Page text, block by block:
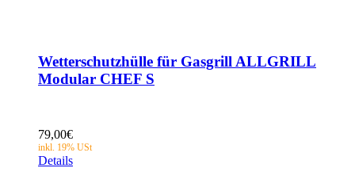
Wetterschutzhülle für Gasgrill ALLGRILL
Modular CHEF S
79,00€
Details